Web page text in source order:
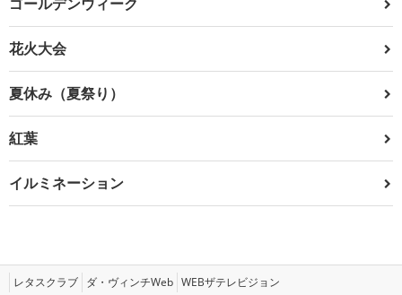
花火大会
夏休み（夏祭り）
紅葉
イルミネーション
レタスクラブ ダ・ヴィンチWeb WEBザテレビジョン